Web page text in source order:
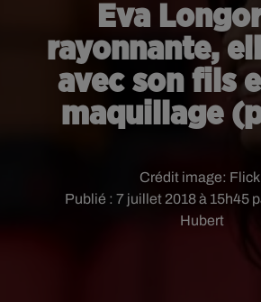
Eva
rayonnante,
avec son fils
maquillage
Publié : 7 juillet 2018 à 15h45
Hubert
Crédit image: